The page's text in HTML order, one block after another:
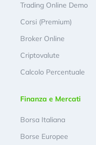
Trading Online Demo
Corsi (Premium)
Broker Online
Criptovalute
Calcolo Percentuale
Finanza e Mercati
Borsa Italiana
Borse Europee